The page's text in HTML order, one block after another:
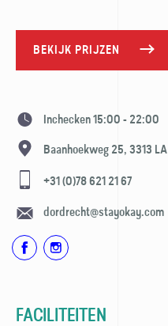
BEKIJK PRIJZEN
Inchecken 15:00 - 22:00
Baanhoekweg 25, 3313 LA
+31 (0)78 621 21 67
dordrecht@stayokay.com
FACILITEITEN